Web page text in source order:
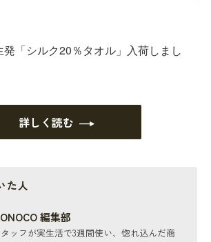
「シルク20％タオル」入荷しまし
詳しく読む
た人
編集部
ッフが実生活で3週間使い、惚れ込んだ商